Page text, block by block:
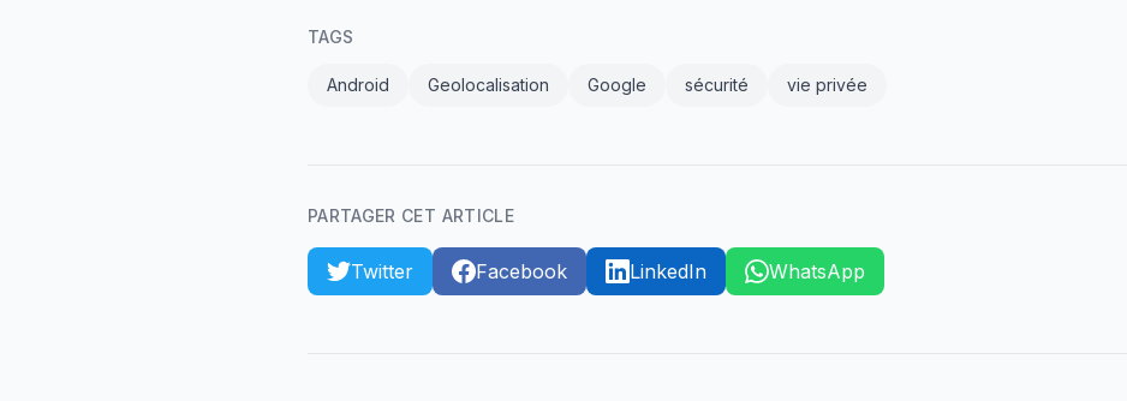
TAGS
Android Geolocalisation Google sécurité vie privée
PARTAGER CET ARTICLE
Twitter Facebook LinkedIn WhatsApp